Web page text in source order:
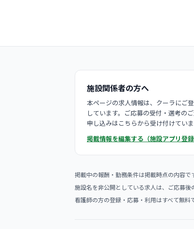
施設関係者の方へ
本ページの求人情報は、クーラにご
しています。ご応募の受付・選考の
申し込みはこちらから受け付けていま
掲載情報を編集する（施設アプリ登録
掲載中の報酬・勤務条件は掲載時点の内容
施設名を非公開としている求人は、ご応募後
看護師の方の登録・応募・利用はすべて無料で